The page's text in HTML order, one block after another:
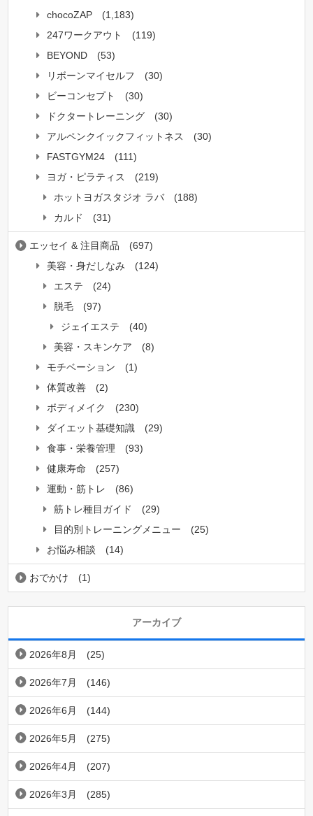
chocoZAP
(1,183)
247ワークアウト
(119)
BEYOND
(53)
リボーンマイセルフ
(30)
ビーコンセプト
(30)
ドクタートレーニング
(30)
アルペンクイックフィットネス
(30)
FASTGYM24
(111)
ヨガ・ピラティス
(219)
ホットヨガスタジオ ラバ
(188)
カルド
(31)
エッセイ & 注目商品
(697)
美容・身だしなみ
(124)
エステ
(24)
脱毛
(97)
ジェイエステ
(40)
美容・スキンケア
(8)
モチベーション
(1)
体質改善
(2)
ボディメイク
(230)
ダイエット基礎知識
(29)
食事・栄養管理
(93)
健康寿命
(257)
運動・筋トレ
(86)
筋トレ種目ガイド
(29)
目的別トレーニングメニュー
(25)
お悩み相談
(14)
おでかけ (1)
アーカイブ
2026年8月 (25)
2026年7月 (146)
2026年6月 (144)
2026年5月 (275)
2026年4月 (207)
2026年3月 (285)